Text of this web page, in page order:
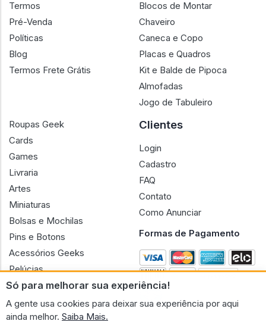
Só para melhorar sua experiência!
A gente usa cookies para deixar sua experiência por aqui
ainda melhor. Saiba Mais.
Termos
Pré-Venda
Políticas
Blog
Termos Frete Grátis
Blocos de Montar
Chaveiro
Caneca e Copo
Placas e Quadros
Kit e Balde de Pipoca
Almofadas
Jogo de Tabuleiro
Roupas Geek
Cards
Games
Livraria
Artes
Miniaturas
Bolsas e Mochilas
Pins e Botons
Acessórios Geeks
Pelúcias
Bonecas
Clientes
Login
Cadastro
FAQ
Contato
Como Anunciar
Formas de Pagamento